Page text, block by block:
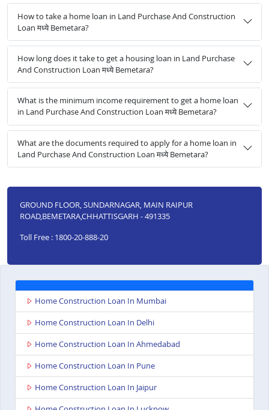
How to take a home loan in Land Purchase And Construction
Loan मध्ये Bemetara?
How long does it take to get a housing loan in Land Purchase
And Construction Loan मध्ये Bemetara?
What is the minimum income requirement to get a home loan
in Land Purchase And Construction Loan मध्ये Bemetara?
What are the documents required to apply for a home loan in
Land Purchase And Construction Loan मध्ये Bemetara?
GROUND FLOOR, SUNDARNAGAR, MAIN RAIPUR
ROAD,BEMETARA,CHHATTISGARH - 491335
Toll Free : 1800-20-888-20
Home Construction Loan In Mumbai
Home Construction Loan In Delhi
Home Construction Loan In Ahmedabad
Home Construction Loan In Pune
Home Construction Loan In Jaipur